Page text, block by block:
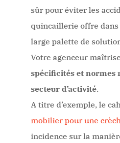
sûr pour éviter les
quincaillerie offre dans
large palette de
Votre agenceur
spécificités et normes
secteur d’activité.
A titre d’exemple, le
mobilier pour une
incidence sur la